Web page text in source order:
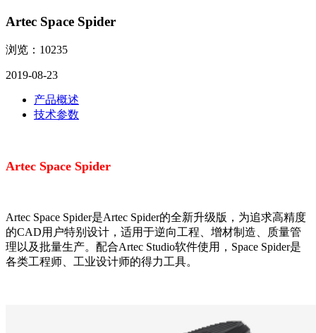
Artec Space Spider
浏览：10235
2019-08-23
产品概述
技术参数
Artec Space Spider
Artec Space Spider是Artec Spider的全新升级版，为追求高精度
的CAD用户特别设计，适用于逆向工程、增材制造、质量管
理以及批量生产。配合Artec Studio软件使用，Space Spider是
各类工程师、工业设计师的得力工具。